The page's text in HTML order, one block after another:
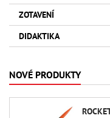
ZOTAVENÍ
DIDAKTIKA
NOVÉ PRODUKTY